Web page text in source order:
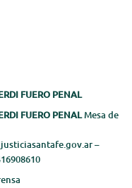
FUERO PENAL
FUERO PENALMesa de
–